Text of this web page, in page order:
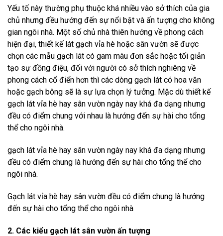
Yếu tố này thường phụ thuộc khá nhiều vào sở thích của gia
chủ nhưng đều hướng đến sự nổi bật và ấn tượng cho không
gian ngôi nhà. Một số chủ nhà thiên hướng về phong cách
hiện đại, thiết kế lát gạch vỉa hè hoặc sân vườn sẽ được
chọn các mẫu gạch lát có gam màu đơn sắc hoặc tối giản
tạo sự đồng điệu, đối với người có sở thích nghiêng về
phong cách cổ điển hơn thì các dòng gạch lát có hoa văn
hoặc gạch bông sẽ là sự lựa chọn lý tưởng. Mặc dù thiết kế
gạch lát vỉa hè hay sân vườn ngày nay khá đa dạng nhưng
đều có điểm chung với nhau là hướng đến sự hài cho tổng
thể cho ngôi nhà.
gạch lát vỉa hè hay sân vườn ngày nay khá đa dạng nhưng
đều có điểm chung là hướng đến sự hài cho tổng thể cho
ngôi nhà.
Gạch lát vỉa hè hay sân vườn đều có điểm chung là hướng
đến sự hài cho tổng thể cho ngôi nhà
2. Các kiểu gạch lát sân vườn ấn tượng